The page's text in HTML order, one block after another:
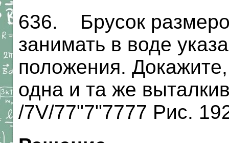
636. Брусок
занимать в воде
положения.
одна и та же
/7V/77"7"7777 Рис.